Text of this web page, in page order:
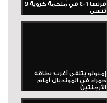
فرنسا 6-4 في ملحمة كروية لا
تُنسى
إمبولو يتلقى أغرب بطاقة
حمراء في المونديال أمام
الأرجنتين